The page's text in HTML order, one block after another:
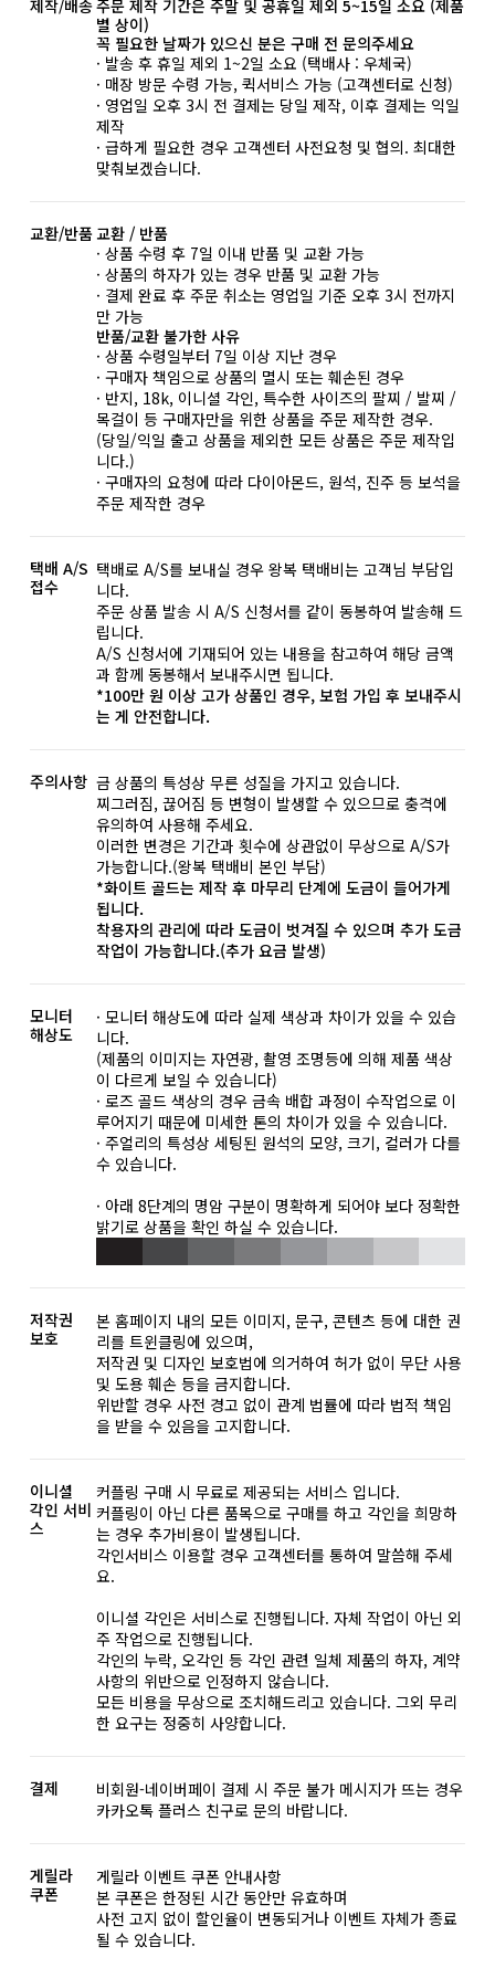
제작/배송주문 제작 기간은 주말 및 공휴일 제외 5~15일 소요 (제품
별 상이)
꼭 필요한 날짜가 있으신 분은 구매 전 문의주세요
· 발송 후 휴일 제외 1~2일 소요 (택배사 : 우체국)
· 매장 방문 수령 가능, 퀵서비스 가능 (고객센터로 신청)
· 영업일 오후 3시 전 결제는 당일 제작, 이후 결제는 익일
제작
· 급하게 필요한 경우 고객센터 사전요청 및 협의. 최대한
맞춰보겠습니다.
교환/반품 교환 / 반품
· 상품 수령 후 7일 이내 반품 및 교환 가능
· 상품의 하자가 있는 경우 반품 및 교환 가능
· 결제 완료 후 주문 취소는 영업일 기준 오후 3시 전까지
만 가능
반품/교환 불가한 사유
· 상품 수령일부터 7일 이상 지난 경우
· 구매자 책임으로 상품의 멸시 또는 훼손된 경우
· 반지, 18k, 이니셜 각인, 특수한 사이즈의 팔찌 / 발찌 /
목걸이 등 구매자만을 위한 상품을 주문 제작한 경우.
(당일/익일 출고 상품을 제외한 모든 상품은 주문 제작입
니다.)
· 구매자의 요청에 따라 다이아몬드, 원석, 진주 등 보석을
주문 제작한 경우
택배 A/S
접수
택배로 A/S를 보내실 경우 왕복 택배비는 고객님 부담입
니다.
주문 상품 발송 시 A/S 신청서를 같이 동봉하여 발송해 드
립니다.
A/S 신청서에 기재되어 있는 내용을 참고하여 해당 금액
과 함께 동봉해서 보내주시면 됩니다.
*100만 원 이상 고가 상품인 경우, 보험 가입 후 보내주시
는 게 안전합니다.
주의사항 금 상품의 특성상 무른 성질을 가지고 있습니다.
찌그러짐, 끊어짐 등 변형이 발생할 수 있으므로 충격에
유의하여 사용해 주세요.
이러한 변경은 기간과 횟수에 상관없이 무상으로 A/S가
가능합니다.(왕복 택배비 본인 부담)
*화이트 골드는 제작 후 마무리 단계에 도금이 들어가게
됩니다.
착용자의 관리에 따라 도금이 벗겨질 수 있으며 추가 도금
작업이 가능합니다.(추가 요금 발생)
모니터
해상도
· 모니터 해상도에 따라 실제 색상과 차이가 있을 수 있습
니다.
(제품의 이미지는 자연광, 촬영 조명등에 의해 제품 색상
이 다르게 보일 수 있습니다)
· 로즈 골드 색상의 경우 금속 배합 과정이 수작업으로 이
루어지기 때문에 미세한 톤의 차이가 있을 수 있습니다.
· 주얼리의 특성상 세팅된 원석의 모양, 크기, 컬러가 다를
수 있습니다.
· 아래 8단계의 명암 구분이 명확하게 되어야 보다 정확한
밝기로 상품을 확인 하실 수 있습니다.
저작권
보호
본 홈페이지 내의 모든 이미지, 문구, 콘텐츠 등에 대한 권
리를 트윈클링에 있으며,
저작권 및 디자인 보호법에 의거하여 허가 없이 무단 사용
및 도용 훼손 등을 금지합니다.
위반할 경우 사전 경고 없이 관계 법률에 따라 법적 책임
을 받을 수 있음을 고지합니다.
이니셜
각인 서비
스
커플링 구매 시 무료로 제공되는 서비스 입니다.
커플링이 아닌 다른 품목으로 구매를 하고 각인을 희망하
는 경우 추가비용이 발생됩니다.
각인서비스 이용할 경우 고객센터를 통하여 말씀해 주세
요.
이니셜 각인은 서비스로 진행됩니다. 자체 작업이 아닌 외
주 작업으로 진행됩니다.
각인의 누락, 오각인 등 각인 관련 일체 제품의 하자, 계약
사항의 위반으로 인정하지 않습니다.
모든 비용을 무상으로 조치해드리고 있습니다. 그외 무리
한 요구는 정중히 사양합니다.
결제
비회원-네이버페이 결제 시 주문 불가 메시지가 뜨는 경우
카카오톡 플러스 친구로 문의 바랍니다.
게릴라
쿠폰
게릴라 이벤트 쿠폰 안내사항
본 쿠폰은 한정된 시간 동안만 유효하며
사전 고지 없이 할인율이 변동되거나 이벤트 자체가 종료
될 수 있습니다.